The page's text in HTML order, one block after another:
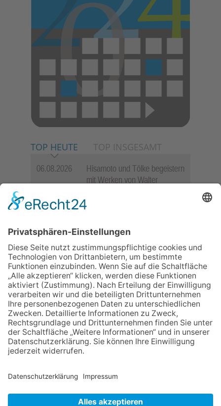
TOP HEUTE TOP INSGESAMT
06.08.2026
Hisamoto und Tölke begeistern
mit Werken von Walter
09.07.2026
Wasserampel steht auf Gelb:
auf
Festmeile
06.08.2026
Jugendchor Hochtaunus
präsentiert sein neues
Programm „Changes“
12.05.2026
Zweisprachige Lesung im 7.
Himmel: Vom Geschenk zum
60. Geburtstag zur Autoren-
Karriere
NACH OBEN